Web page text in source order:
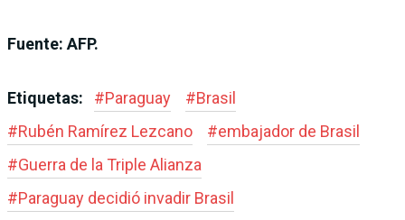
Fuente: AFP.
Etiquetas: #Paraguay #Brasil
#Rubén Ramírez Lezcano #embajador de Brasil
#Guerra de la Triple Alianza
#Paraguay decidió invadir Brasil